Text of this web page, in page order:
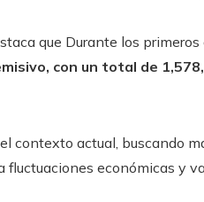
que Durante los primeros
con un total de
contexto actual, buscando
económicas y